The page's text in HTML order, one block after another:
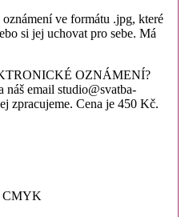
ve formátu .jpg, které
si jej uchovat pro sebe. Má
OZNÁMENÍ?
náš email studio@svatba-
zpracujeme. Cena je 450 Kč.
CMYK